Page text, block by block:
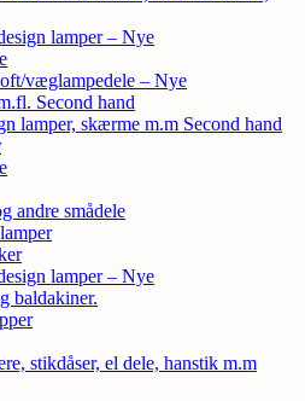
lamper – Nye
væglampedele – Nye
Second hand
lamper, skærme m.m Second hand
andre smådele
lamper – Nye
baldakiner.
stikdåser, el dele, hanstik m.m